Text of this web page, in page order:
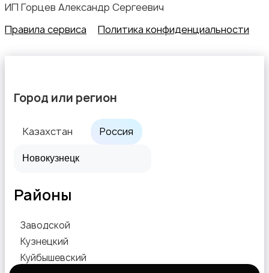
ИП Горцев Александр Сергеевич
Правила сервиса
Политика конфиденциальности
Город или регион
Казахстан Россия
Районы
Заводской
Кузнецкий
Куйбышевский